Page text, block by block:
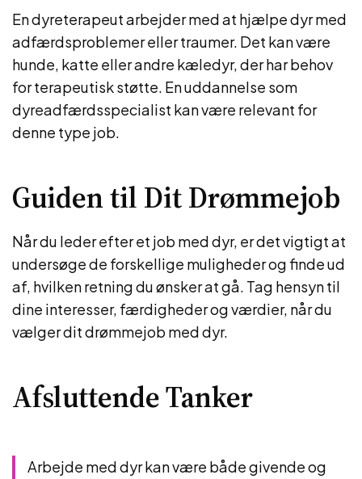
En dyreterapeut arbejder med at hjælpe dyr med
adfærdsproblemer eller traumer. Det kan være
hunde, katte eller andre kæledyr, der har behov
for terapeutisk støtte. En uddannelse som
dyreadfærdsspecialist kan være relevant for
denne type job.
Guiden til Dit Drømmejob
Når du leder efter et job med dyr, er det vigtigt at
undersøge de forskellige muligheder og finde ud
af, hvilken retning du ønsker at gå. Tag hensyn til
dine interesser, færdigheder og værdier, når du
vælger dit drømmejob med dyr.
Afsluttende Tanker
Arbejde med dyr kan være både givende og